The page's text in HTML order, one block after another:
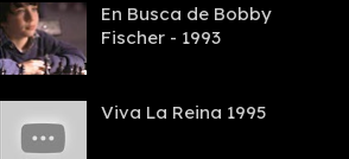
En Busca de Bobby
Fischer - 1993
Viva La Reina 1995